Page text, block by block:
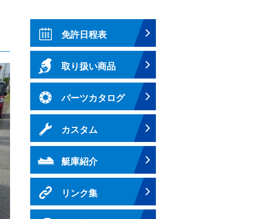
免許日程表
取り扱い商品
パーツカタログ
カスタム
艇庫紹介
リンク集